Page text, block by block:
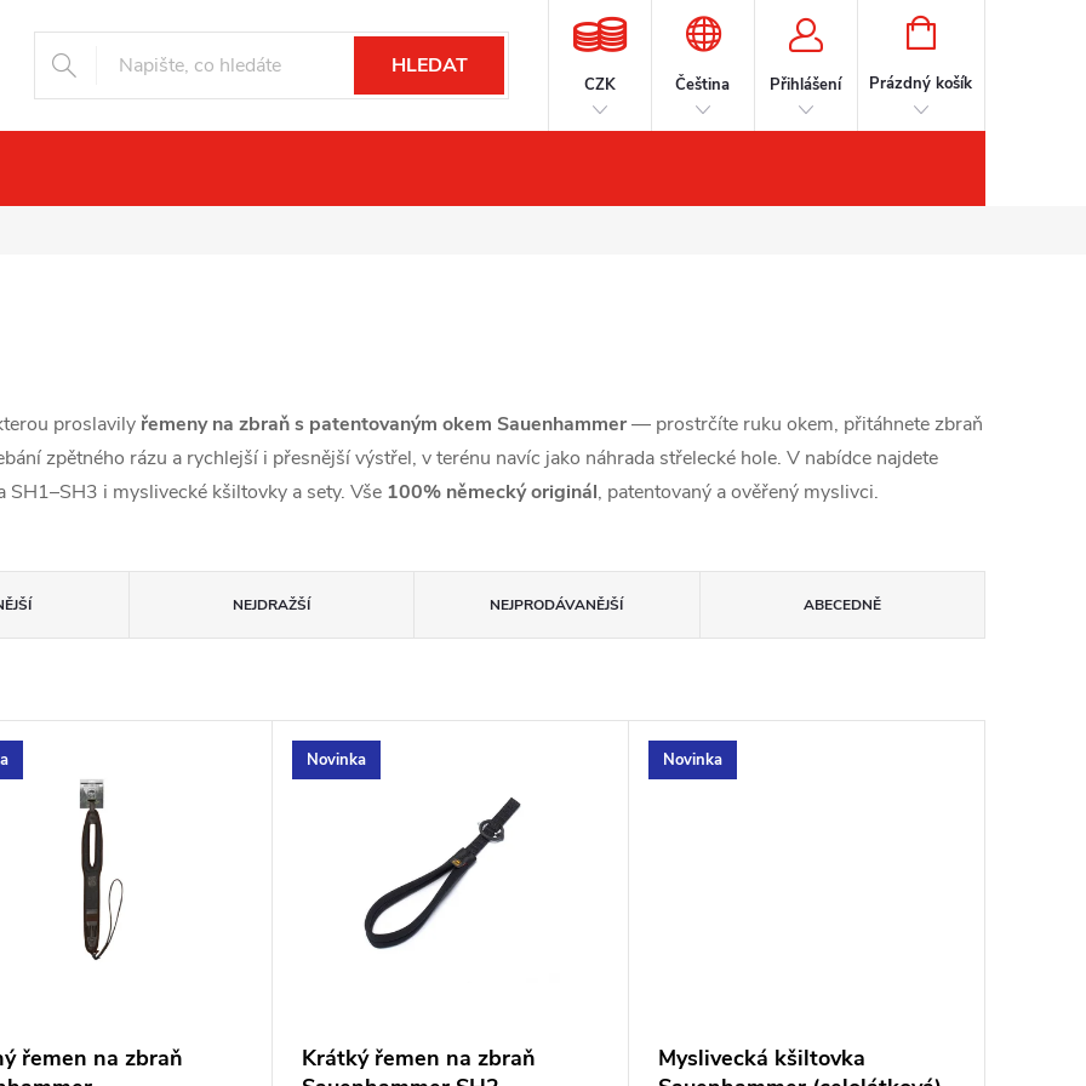
HLEDAT
CZK Čeština Přihlášení
NÁKUPNÍ
Prázdný košík
proslavily řemeny na zbraň s patentovaným okem Sauenhammer— prostrčíte ruku okem, přitáhnete zbraň
zpětného rázu a rychlejší i přesnější výstřel, v terénu navíc jako náhrada střelecké hole. V nabídce najdete
i myslivecké kšiltovky a sety. Vše 100% německý originál, patentovaný a ověřený myslivci.
NEJDRAŽŠÍ NEJPRODÁVANĚJŠÍ ABECEDNĚ
řemen na zbraň
Novinka
Krátký řemen na zbraň
Novinka
Myslivecká kšiltovka